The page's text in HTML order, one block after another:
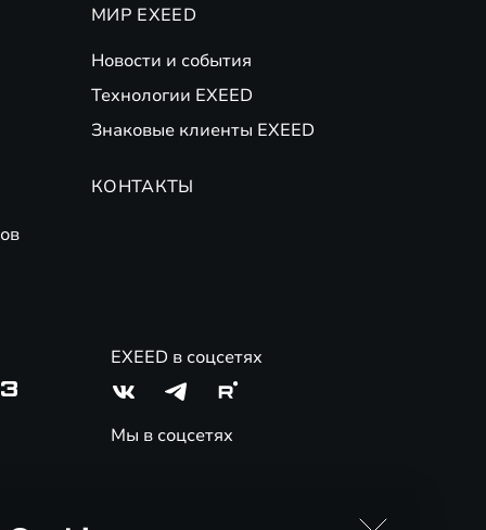
МИР EXEED
Новости и события
Технологии EXEED
Знаковые клиенты EXEED
КОНТАКТЫ
EXEED в соцсетях
Мы в соцсетях